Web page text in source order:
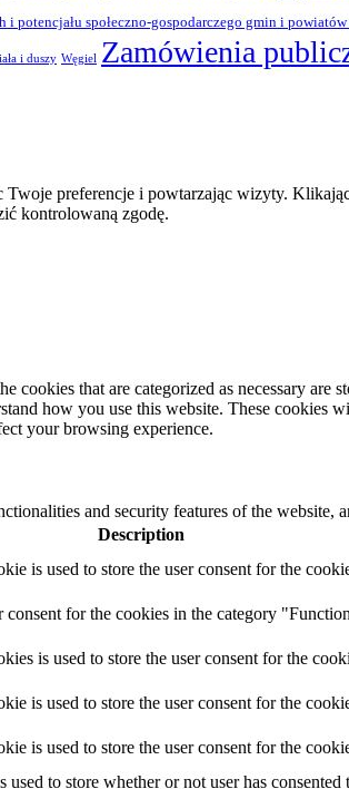
potencjału społeczno-gospodarczego gmin i
i duszy Węgiel Zamówienia
preferencje i powtarzając wizyty.
kontrolowaną zgodę.
that are categorized as necessary are
how you use this website. These cookies
your browsing experience.
and security features of the website,
Description
is used to store the user consent for the
for the cookies in the category
is used to store the user consent for the
is used to store the user consent for the
is used to store the user consent for the
to store whether or not user has